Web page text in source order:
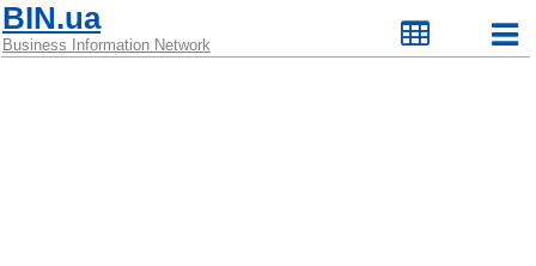
BIN.ua
Business Information Network